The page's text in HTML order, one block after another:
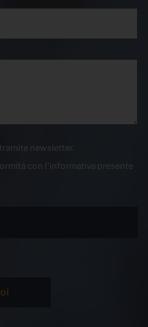
newsletter.
con l’informativa presente